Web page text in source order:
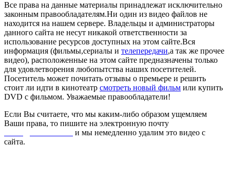
Все права на данные материалы принадлежат исключительно
законным правообладателям.Ни один из видео файлов не
находится на нашем сервере. Владельцы и администраторы
данного сайта не несут никакой ответственности за
использование ресурсов доступных на этом сайте.Вся
информация (фильмы,сериалы и телепередачи,а так же прочее
видео), расположенные на этом сайте предназначены только
для удовлетворения любопытства наших посетителей.
Посетитель может почитать отзывы о премьере и решить
стоит ли идти в кинотеатр смотреть новый фильм или купить
DVD с фильмом. Уважаемые правообладатели!
Если Вы считаете, что мы каким-либо образом ущемляем
Ваши права, то пишите на электронную почту
и мы немедленно удалим это видео с
сайта.